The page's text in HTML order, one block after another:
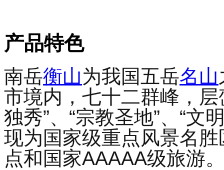
产品特色
南岳衡山为我国五岳名山
市境内，七十二群峰，
独秀”、“宗教圣地”、“文
现为国家级重点风景名
点和国家AAAAA级旅游